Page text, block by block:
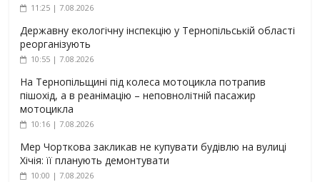
11:25 | 7.08.2026
Державну екологічну інспекцію у Тернопільській області
реорганізують
10:55 | 7.08.2026
На Тернопільщині під колеса мотоцикла потрапив
пішохід, а в реанімацію – неповнолітній пасажир
мотоцикла
10:16 | 7.08.2026
Мер Чорткова закликав не купувати будівлю на вулиці
Хічія: її планують демонтувати
10:00 | 7.08.2026